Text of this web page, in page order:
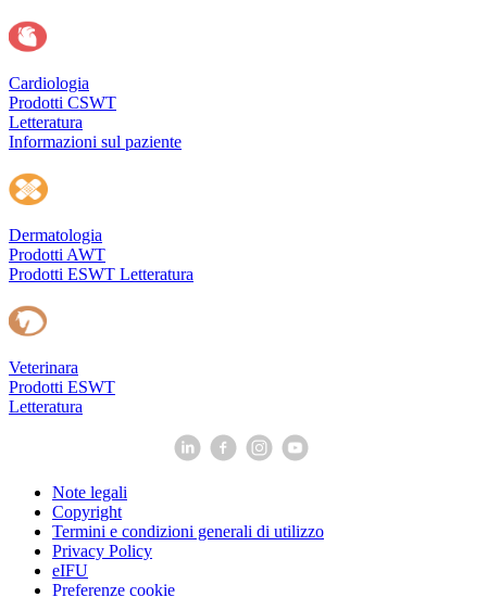
Cardiologia
Prodotti CSWT
Letteratura
Informazioni sul paziente
Dermatologia
Prodotti AWT
Prodotti ESWT Letteratura
Veterinara
Prodotti ESWT
Letteratura
Note legali
Copyright
Termini e condizioni generali di utilizzo
Privacy Policy
eIFU
Preferenze cookie